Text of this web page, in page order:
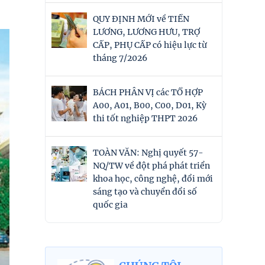
QUY ĐỊNH MỚI về TIỀN
LƯƠNG, LƯƠNG HƯU, TRỢ
CẤP, PHỤ CẤP có hiệu lực từ
tháng 7/2026
BÁCH PHÂN VỊ các TỔ HỢP
A00, A01, B00, C00, D01, Kỳ
thi tốt nghiệp THPT 2026
TOÀN VĂN: Nghị quyết 57-
NQ/TW về đột phá phát triển
khoa học, công nghệ, đổi mới
sáng tạo và chuyển đổi số
quốc gia